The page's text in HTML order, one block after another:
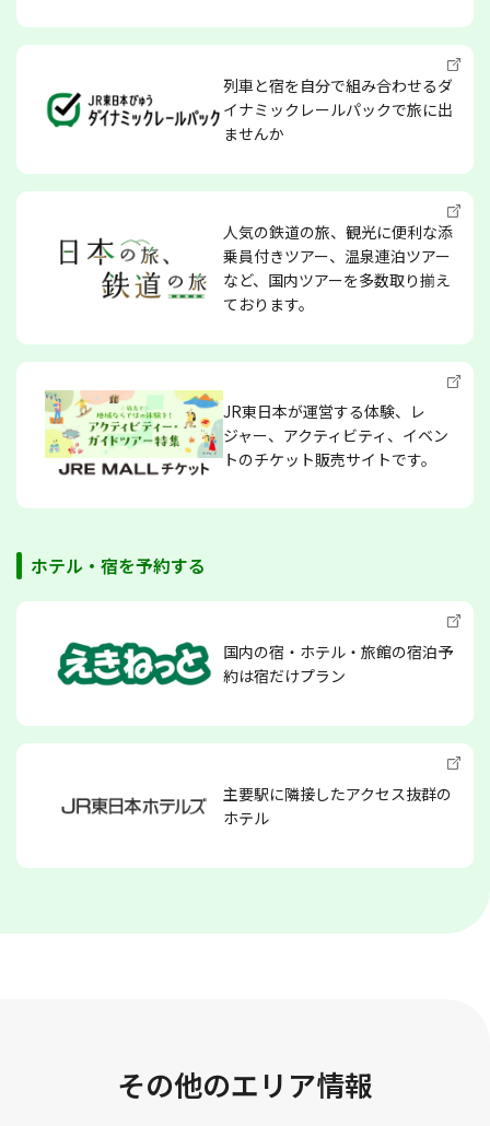
列車と宿を自分で組み合わせるダ
イナミックレールパックで旅に出
ませんか
人気の鉄道の旅、観光に便利な添
乗員付きツアー、温泉連泊ツアー
など、国内ツアーを多数取り揃え
ております。
JR東日本が運営する体験、レ
ジャー、アクティビティ、イベン
トのチケット販売サイトです。
ホテル・宿を予約する
国内の宿・ホテル・旅館の宿泊予
約は宿だけプラン
主要駅に隣接したアクセス抜群の
ホテル
その他のエリア情報